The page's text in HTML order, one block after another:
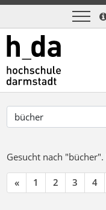
Gesucht nach "bücher".
« 1 2 3 4